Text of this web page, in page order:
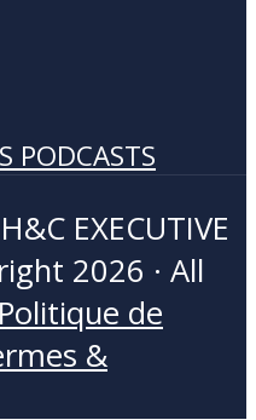
PODCASTS
EXECUTIVE
2026 · All
Politique de
&